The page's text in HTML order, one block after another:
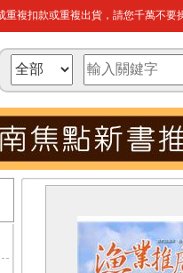
複扣款或重複出貨，請您千萬不要